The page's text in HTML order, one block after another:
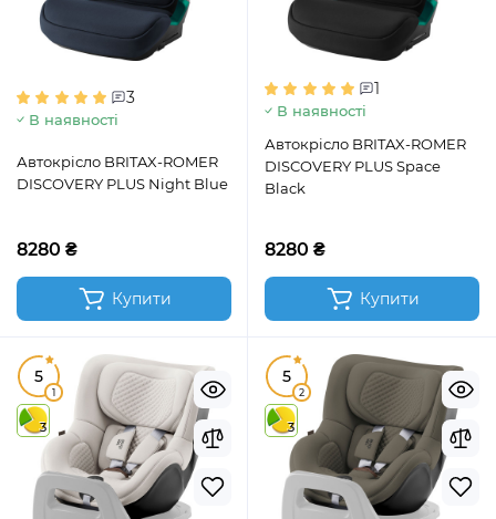
3
В наявності
Автокрісло BRITAX-ROMER
DISCOVERY PLUS Night Blue
8280 ₴
Купити
1
В наявності
Автокрісло BRITAX-ROMER
DISCOVERY PLUS Space
Black
8280 ₴
Купити
5
1
3
5
2
3